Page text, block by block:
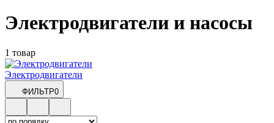
Электродвигатели и насосы
1 товар
Электродвигатели
ФИЛЬТР0